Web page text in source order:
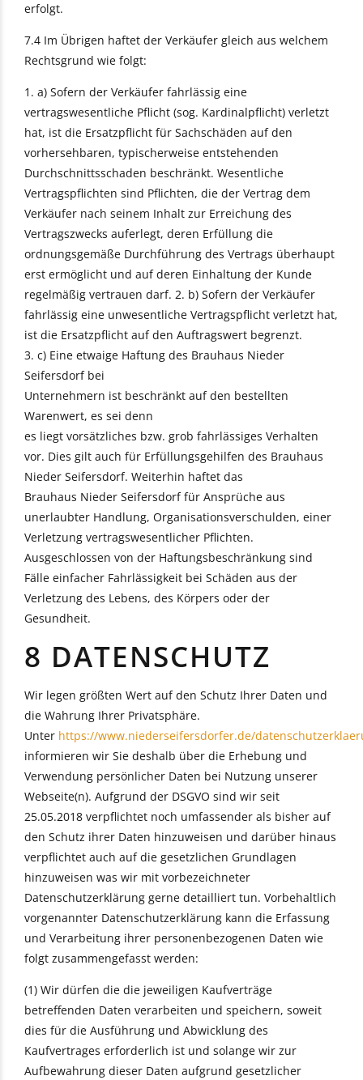
erfolgt.
7.4 Im Übrigen haftet der Verkäufer gleich aus welchem
Rechtsgrund wie folgt:
1. a) Sofern der Verkäufer fahrlässig eine
vertragswesentliche Pflicht (sog. Kardinalpflicht) verletzt
hat, ist die Ersatzpflicht für Sachschäden auf den
vorhersehbaren, typischerweise entstehenden
Durchschnittsschaden beschränkt. Wesentliche
Vertragspflichten sind Pflichten, die der Vertrag dem
Verkäufer nach seinem Inhalt zur Erreichung des
Vertragszwecks auferlegt, deren Erfüllung die
ordnungsgemäße Durchführung des Vertrags überhaupt
erst ermöglicht und auf deren Einhaltung der Kunde
regelmäßig vertrauen darf. 2. b) Sofern der Verkäufer
fahrlässig eine unwesentliche Vertragspflicht verletzt hat,
ist die Ersatzpflicht auf den Auftragswert begrenzt.
3. c) Eine etwaige Haftung des Brauhaus Nieder
Seifersdorf bei
Unternehmern ist beschränkt auf den bestellten
Warenwert, es sei denn
es liegt vorsätzliches bzw. grob fahrlässiges Verhalten
vor. Dies gilt auch für Erfüllungsgehilfen des Brauhaus
Nieder Seifersdorf. Weiterhin haftet das
Brauhaus Nieder Seifersdorf für Ansprüche aus
unerlaubter Handlung, Organisationsverschulden, einer
Verletzung vertragswesentlicher Pflichten.
Ausgeschlossen von der Haftungsbeschränkung sind
Fälle einfacher Fahrlässigkeit bei Schäden aus der
Verletzung des Lebens, des Körpers oder der
Gesundheit.
8 DATENSCHUTZ
Wir legen größten Wert auf den Schutz Ihrer Daten und
die Wahrung Ihrer Privatsphäre.
Unter https://www.niederseifersdorfer.de/
informieren wir Sie deshalb über die Erhebung und
Verwendung persönlicher Daten bei Nutzung unserer
Webseite(n). Aufgrund der DSGVO sind wir seit
25.05.2018 verpflichtet noch umfassender als bisher auf
den Schutz ihrer Daten hinzuweisen und darüber hinaus
verpflichtet auch auf die gesetzlichen Grundlagen
hinzuweisen was wir mit vorbezeichneter
Datenschutzerklärung gerne detailliert tun. Vorbehaltlich
vorgenannter Datenschutzerklärung kann die Erfassung
und Verarbeitung ihrer personenbezogenen Daten wie
folgt zusammengefasst werden:
(1) Wir dürfen die die jeweiligen Kaufverträge
betreffenden Daten verarbeiten und speichern, soweit
dies für die Ausführung und Abwicklung des
Kaufvertrages erforderlich ist und solange wir zur
Aufbewahrung dieser Daten aufgrund gesetzlicher